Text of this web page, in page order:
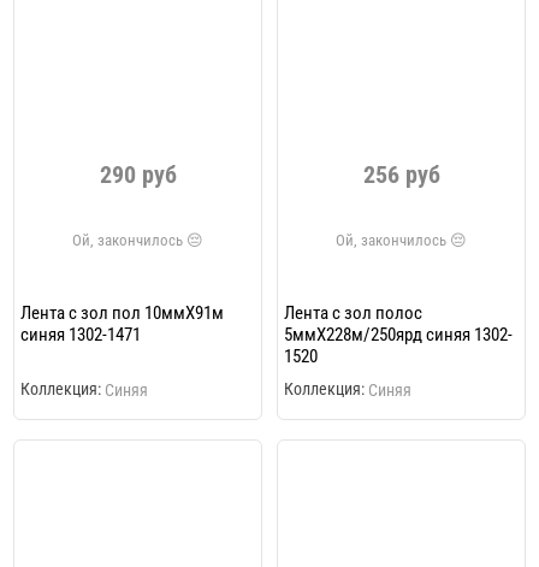
290 руб
Лента с зол пол 10ммХ91м
синяя 1302-1471
Коллекция: Синяя
256 руб
Лента с зол полос
5ммХ228м/250ярд синяя 1302-
1520
Коллекция: Синяя